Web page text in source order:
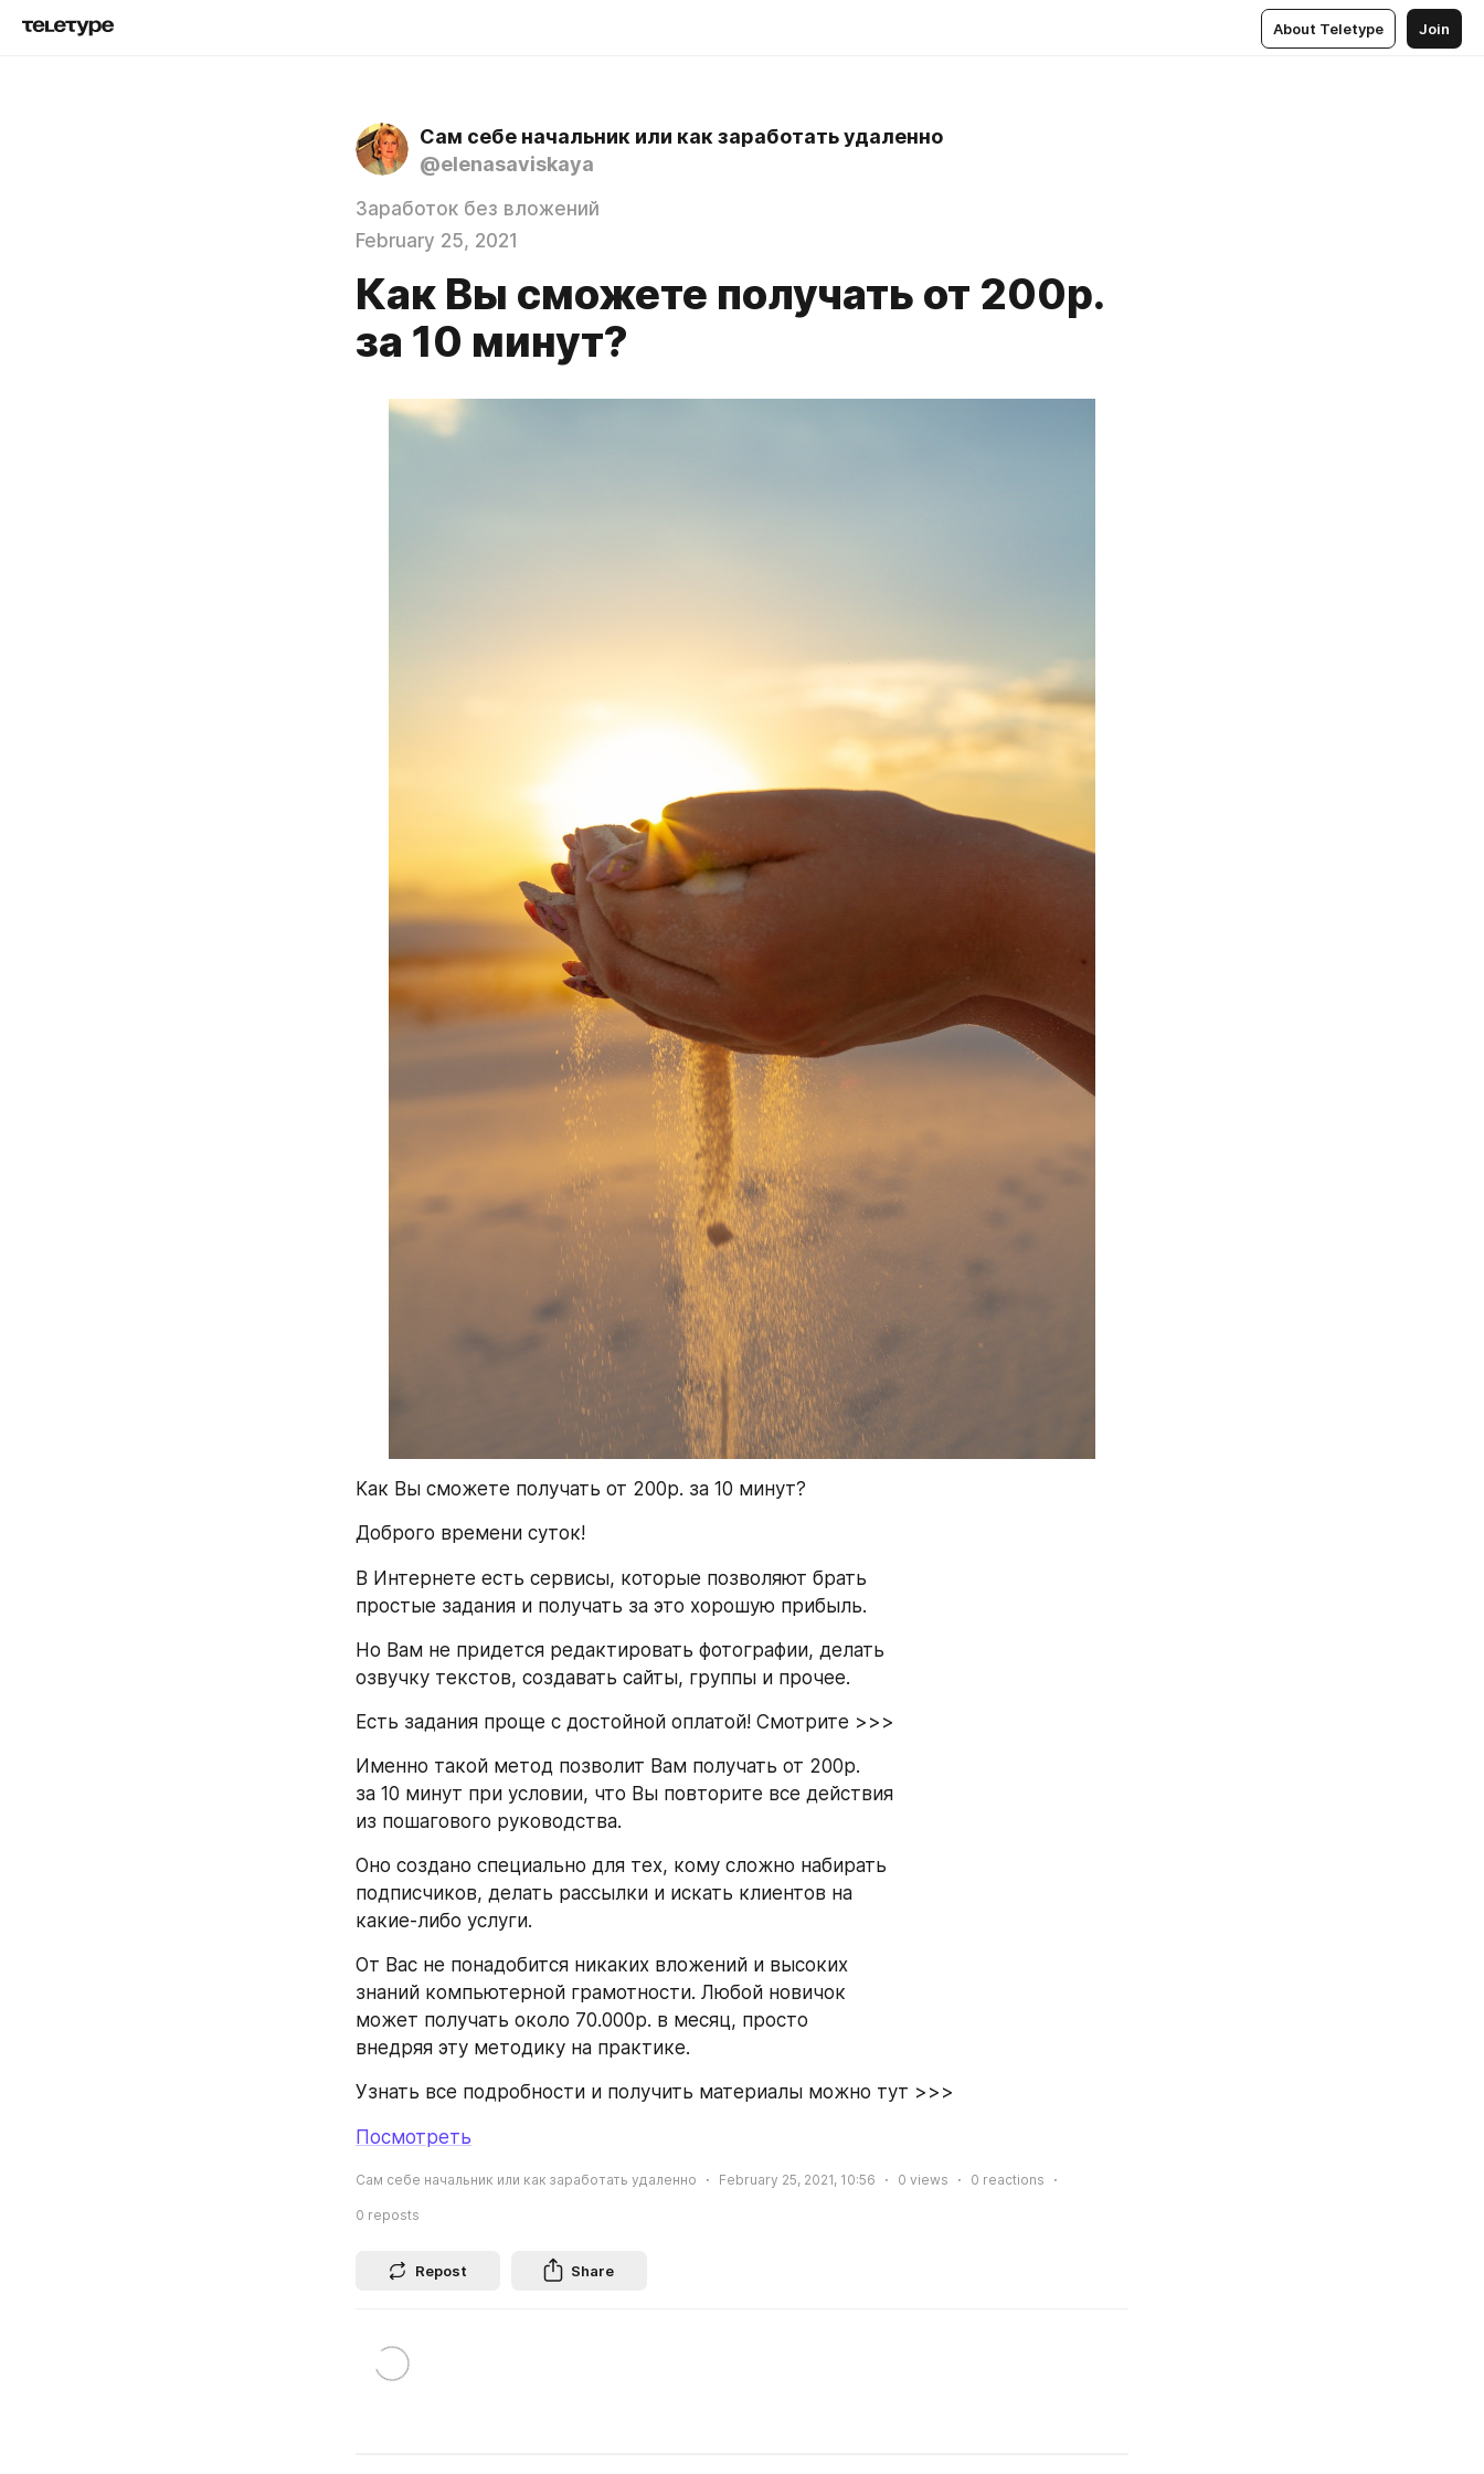
About Teletype Join
Сам себе начальник или как заработать удаленно
@elenasaviskaya
Заработок без вложений
February 25, 2021
Как Вы сможете получать от 200р.
за 10 минут?
Как Вы сможете получать от 200р. за 10 минут?
Доброго времени суток!
В Интернете есть сервисы, которые позволяют брать
простые задания и получать за это хорошую прибыль.
Но Вам не придется редактировать фотографии, делать
озвучку текстов, создавать сайты, группы и прочее.
Есть задания проще с достойной оплатой! Смотрите >>>
Именно такой метод позволит Вам получать от 200р.
за 10 минут при условии, что Вы повторите все действия
из пошагового руководства.
Оно создано специально для тех, кому сложно набирать
подписчиков, делать рассылки и искать клиентов на
какие-либо услуги.
От Вас не понадобится никаких вложений и высоких
знаний компьютерной грамотности. Любой новичок
может получать около 70.000р. в месяц, просто
внедряя эту методику на практике.
Узнать все подробности и получить материалы можно тут >>>
Посмотреть
Сам себе начальник или как заработать удаленно February 25, 2021, 10:56 0 views 0 reactions
0 reposts
Repost Share